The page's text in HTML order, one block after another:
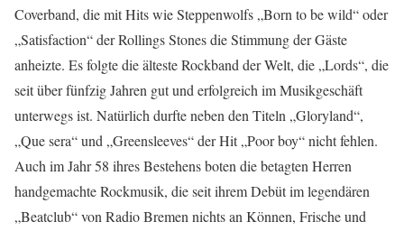
Coverband, die mit Hits wie Steppenwolfs „Born to be wild“ oder
„Satisfaction“ der Rollings Stones die Stimmung der Gäste
anheizte. Es folgte die älteste Rockband der Welt, die „Lords“, die
seit über fünfzig Jahren gut und erfolgreich im Musikgeschäft
unterwegs ist. Natürlich durfte neben den Titeln „Gloryland“,
„Que sera“ und „Greensleeves“ der Hit „Poor boy“ nicht fehlen.
Auch im Jahr 58 ihres Bestehens boten die betagten Herren
handgemachte Rockmusik, die seit ihrem Debüt im legendären
„Beatclub“ von Radio Bremen nichts an Können, Frische und